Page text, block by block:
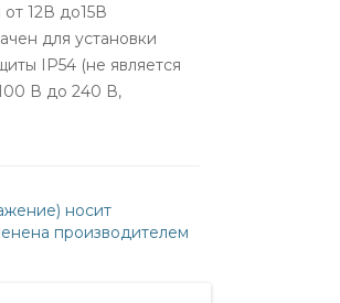
12В до15В
для установки
IP54 (не является
В до 240 В,
носит
производителем